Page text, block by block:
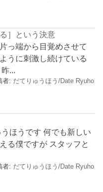
］という決意
っ端から目覚めさせて
うに刺激し続けている
...
者: だてりゅうほう/Date Ryuho
ほうです 何でも新しい
る僕ですが スタッフと
者: だてりゅうほう/Date Ryuho